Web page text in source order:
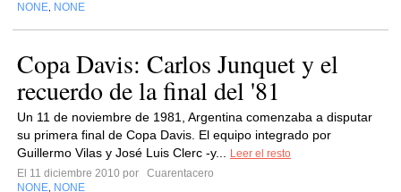
NONE NONE
Copa Davis: Carlos Junquet y el
recuerdo de la final del '81
Un 11 de noviembre de 1981, Argentina comenzaba a disputar
su primera final de Copa Davis. El equipo integrado por
Guillermo Vilas y José Luis Clerc -y...
Leer el resto
El 11 diciembre 2010 por
Cuarentacero
NONE NONE